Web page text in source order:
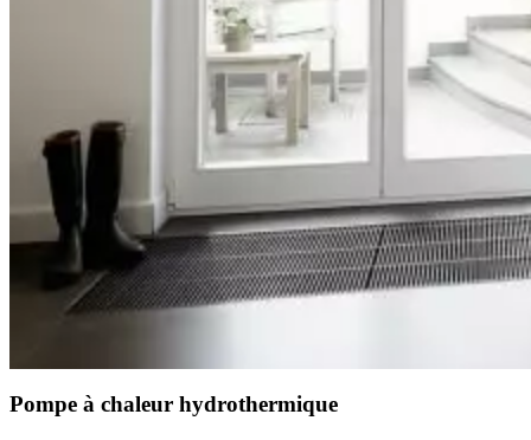
Pompe à chaleur hydrothermique